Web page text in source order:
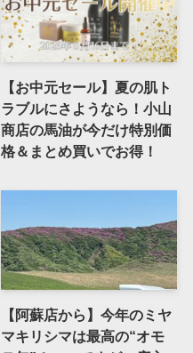
【お中元セール】夏の肌ト
ラブルにさようなら！小山
商店の馬油が今だけ特別価
格＆まとめ買いでお得！
【阿蘇店から】今年のミヤ
マキリシマは最高の“オモ